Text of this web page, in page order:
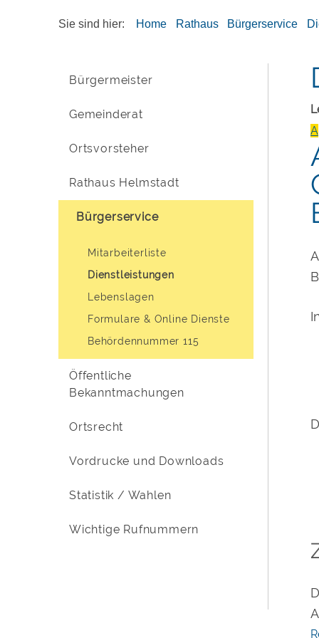
Sie sind hier: Home Rathaus Bürgerservice
Bürgermeister
Gemeinderat
Ortsvorsteher
Rathaus Helmstadt
Bürgerservice
Mitarbeiterliste
Dienstleistungen
Lebenslagen
Formulare & Online Dienste
Behördennummer 115
Öffentliche
Bekanntmachungen
Ortsrecht
Vordrucke und Downloads
Statistik / Wahlen
Wichtige Rufnummern
A